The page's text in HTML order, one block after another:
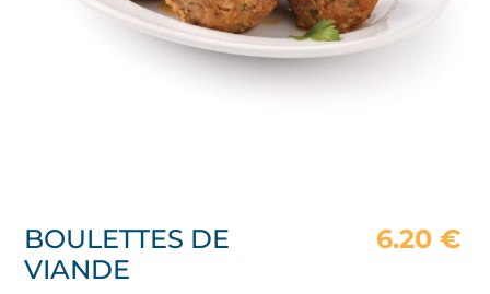
BOULETTES DE
VIANDE
6.20 €